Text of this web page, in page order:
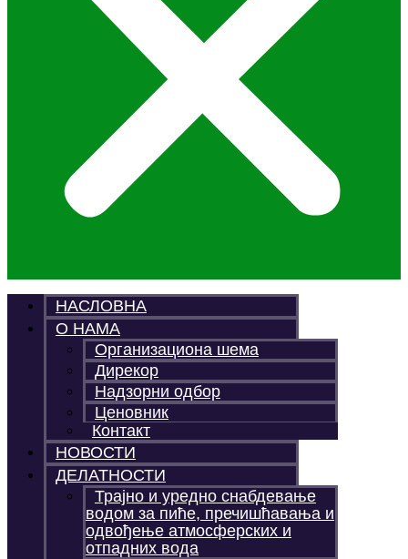
НАСЛОВНА
О НАМА
Организациона шема
Дирекор
Надзорни одбор
Ценовник
Контакт
НОВОСТИ
ДЕЛАТНОСТИ
Трајно и уредно снабдевање
водом за пиће, пречишћавања и
одвођење атмосферских и
отпадних вода